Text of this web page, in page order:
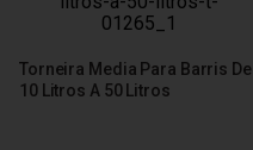
Torneira Media Para Barris De
10 Litros A 50 Litros